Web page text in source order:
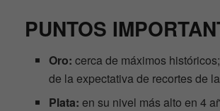
PUNTOS
Oro: cerca de máximos
de la expectativa de recortes de
Plata: en su nivel más alto en 4